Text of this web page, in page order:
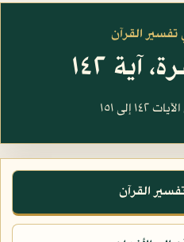
تفسير القرآن
آية ١٤٢
إلى ١٥١
القرآن